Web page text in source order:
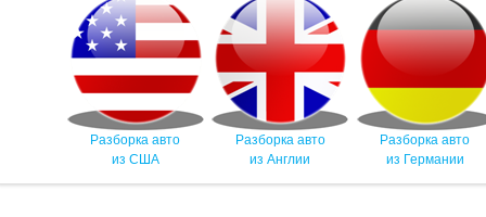
Разборка авто
из США
Разборка авто
из Англии
Разборка авто
из Германии